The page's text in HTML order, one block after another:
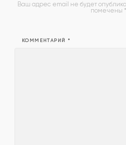
Ваш адрес email не будет
помечены *
КОММЕНТАРИЙ *